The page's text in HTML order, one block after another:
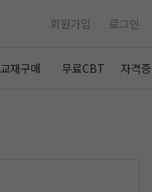
회원가입 로그인
교재구매 무료CBT 자격